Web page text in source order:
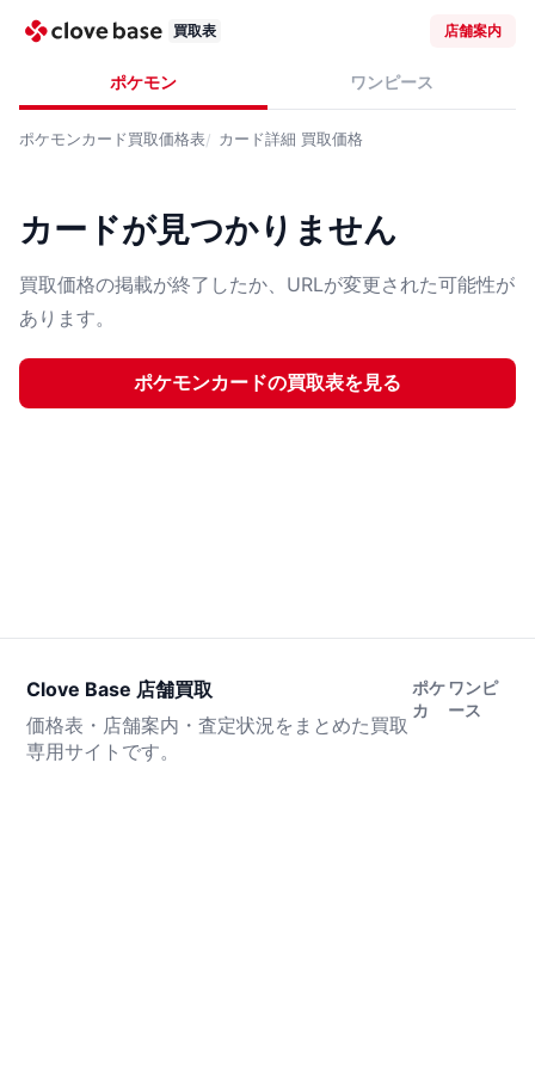
買取表 店舗案内
ポケモン ワンピース
ポケモンカード買取価格表 カード詳細 買取価格
カードが見つかりません
買取価格の掲載が終了したか、URLが変更された可能性が
あります。
ポケモンカードの買取表を見る
Clove Base 店舗買取
価格表・店舗案内・査定状況をまとめた買取
専用サイトです。
ポケ
カ
ワンピ
ース